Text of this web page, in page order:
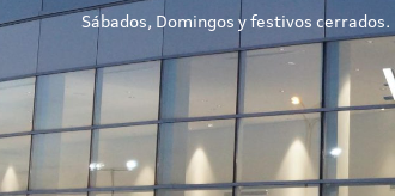
Sábados, Domingos y festivos cerrados.